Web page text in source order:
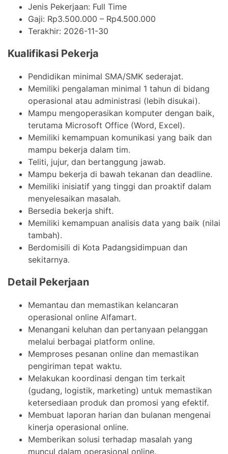
Jenis Pekerjaan: Full Time
Gaji: Rp3.500.000 – Rp4.500.000
Terakhir: 2026-11-30
Kualifikasi Pekerja
Pendidikan minimal SMA/SMK sederajat.
Memiliki pengalaman minimal 1 tahun di bidang
operasional atau administrasi (lebih disukai).
Mampu mengoperasikan komputer dengan baik,
terutama Microsoft Office (Word, Excel).
Memiliki kemampuan komunikasi yang baik dan
mampu bekerja dalam tim.
Teliti, jujur, dan bertanggung jawab.
Mampu bekerja di bawah tekanan dan deadline.
Memiliki inisiatif yang tinggi dan proaktif dalam
menyelesaikan masalah.
Bersedia bekerja shift.
Memiliki kemampuan analisis data yang baik (nilai
tambah).
Berdomisili di Kota Padangsidimpuan dan
sekitarnya.
Detail Pekerjaan
Memantau dan memastikan kelancaran
operasional online Alfamart.
Menangani keluhan dan pertanyaan pelanggan
melalui berbagai platform online.
Memproses pesanan online dan memastikan
pengiriman tepat waktu.
Melakukan koordinasi dengan tim terkait
(gudang, logistik, marketing) untuk memastikan
ketersediaan produk dan promosi yang efektif.
Membuat laporan harian dan bulanan mengenai
kinerja operasional online.
Memberikan solusi terhadap masalah yang
muncul dalam operasional online.